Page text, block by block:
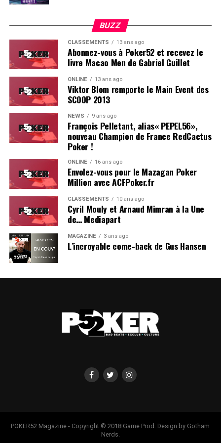
Soleau à gauche, sorti par Logghe au centre
BUZZ
CLASSEMENTS 13 ans ago
Abonnez-vous à Poker52 et recevez le
livre Macao Men de Gabriel Guillet
ONLINE 13 ans ago
Viktor Blom remporte le Main Event des
SCOOP 2013
NEWS 9 ans ago
François Pelletant, alias« PEPEL56»,
nouveau Champion de France RedCactus
Poker !
ONLINE 16 ans ago
Envolez-vous pour le Mazagan Poker
Million avec ACFPoker.fr
CLASSEMENTS 10 ans ago
Cyril Mouly et Arnaud Mimran à la Une
de… Mediapart
MAGAZINE 3 ans ago
L’incroyable come-back de Gus Hansen
POKER52 Magazine - Copyright © 2018 Game Prod. Design by Gotham
Nerds.